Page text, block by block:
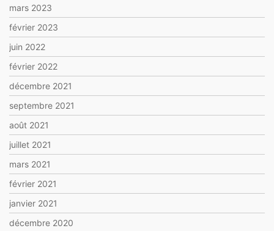
mars 2023
février 2023
juin 2022
février 2022
décembre 2021
septembre 2021
août 2021
juillet 2021
mars 2021
février 2021
janvier 2021
décembre 2020